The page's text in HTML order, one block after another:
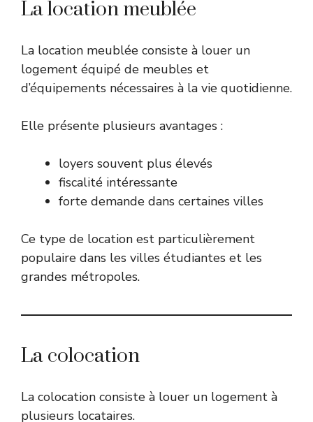
La location meublée
La location meublée consiste à louer un
logement équipé de meubles et
d’équipements nécessaires à la vie quotidienne.
Elle présente plusieurs avantages :
loyers souvent plus élevés
fiscalité intéressante
forte demande dans certaines villes
Ce type de location est particulièrement
populaire dans les villes étudiantes et les
grandes métropoles.
La colocation
La colocation consiste à louer un logement à
plusieurs locataires.